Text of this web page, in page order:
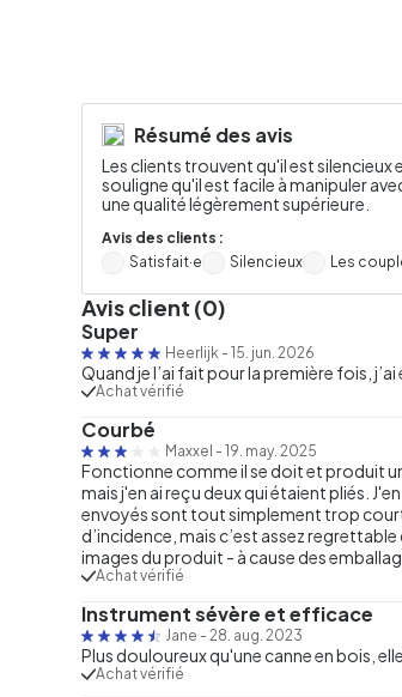
Résumé des avis
Les clients trouvent qu'il est
souligne qu'il est facile à manipuler
une qualité légèrement supérieure.
Avis des clients :
Satisfait·e
Silencieux Les
Avis client (0)
Super
Heerlijk - 15. jun. 2026
Quand je l’ai fait pour la première fois,
Achat vérifié
Courbé
Maxxel - 19. may. 2025
Fonctionne comme il se doit et produit
mais j'en ai reçu deux qui étaient pliés.
envoyés sont tout simplement trop
d’incidence, mais c’est assez
images du produit - à cause des
Achat vérifié
Instrument sévère et efficace
Jane - 28. aug. 2023
Plus douloureux qu'une canne en bois,
Achat vérifié